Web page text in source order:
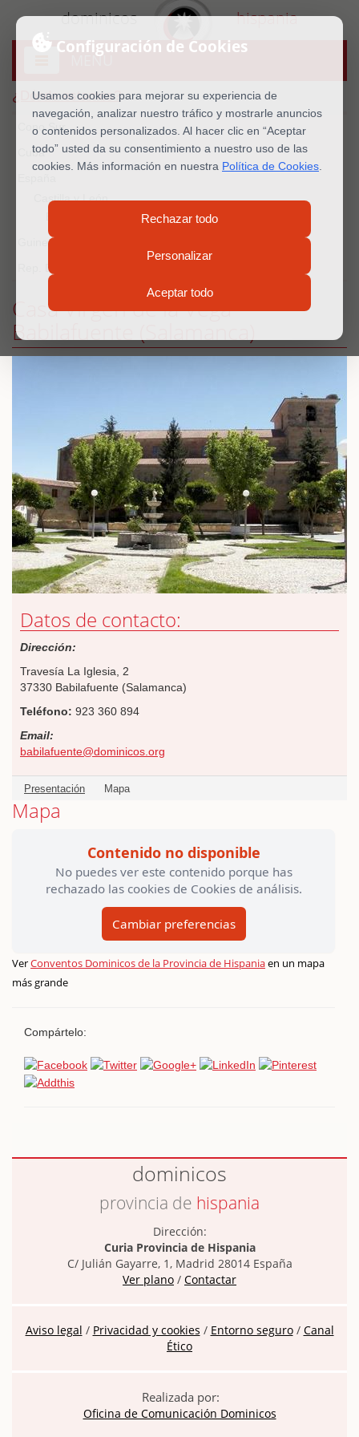
Configuración de Cookies
Usamos cookies para mejorar su experiencia de
navegación, analizar nuestro tráfico y mostrarle anuncios
o contenidos personalizados. Al hacer clic en “Aceptar
todo” usted da su consentimiento a nuestro uso de las
cookies. Más información en nuestra Política de Cookies
Rechazar todo
Personalizar
Aceptar todo
dominicos hispania
MENU
¿Dónde estamos?
Cono Sur
Cuba
Castilla y León
Guinea Ecu.
Rep. Dominicana
Casa Virgen de la Vega-
Babilafuente (Salamanca)
Datos de contacto:
Dirección:
Travesía La Iglesia, 2
37330 Babilafuente (Salamanca)
Teléfono: 923 360 894
Email:
babilafuente@dominicos.org
Presentación Mapa
Mapa
Contenido no disponible
No puedes ver este contenido porque has
rechazado las cookies de Cookies de análisis.
Cambiar preferencias
VerConventos Dominicos de la Provincia de Hispaniaen un mapa
más grande
Compártelo:
dominicos
provincia de hispania
Dirección:
Curia Provincia de Hispania
C/ Julián Gayarre, 1, Madrid 28014 España
Ver plano / Contactar
Aviso legal / Privacidad y cookies / Entorno seguro / Canal
Ético
Realizada por:
Oficina de Comunicación Dominicos